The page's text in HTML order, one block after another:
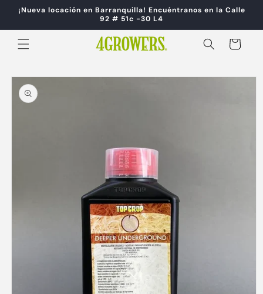
directamente
¡Nueva locación en Barranquilla! Encuéntranos en la Calle
92 # 51c -30 L4
Carrito
directamente
a la
información